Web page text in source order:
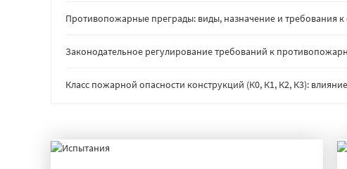
Противопожарные преграды: виды, назначение и требования
Законодательное регулирование требований к
Класс пожарной опасности конструкций (К0, К1, К2, К3):